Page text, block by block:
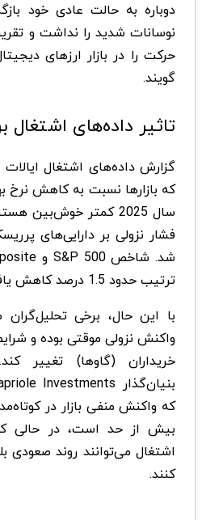
دوباره به حالت عادی خود
نوسانات شدید را نداشت و
حرکت را در بازار ارزهای
گویند.
تاثیر داده‌های اشتغال
گزارش داده‌های اشتغال
که بازارها نسبت به کاهش نرخ
سال 2025 کمتر خوش‌بین
فشار نزولی بر دارایی‌های
ترتیب حدود 1.5 درصد کاهش یافتند.
با این حال، برخی
واکنش نزولی موقتی بوده و
خریداران (گاوها) تغییر کند.
که واکنش منفی بازار در
بیش از حد است، در حالی
اشتغال می‌توانند روند صعودی
کنند.